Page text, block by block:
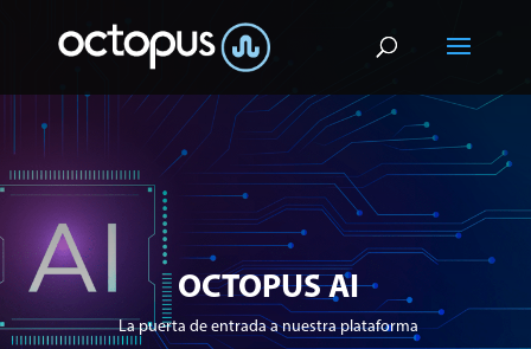
OCTOPUS AI
La puerta de entrada a nuestra plataforma